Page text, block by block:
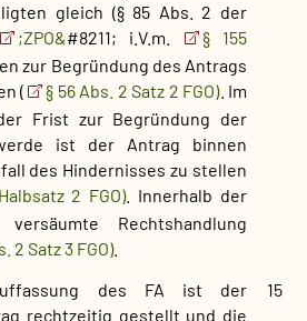
gleich (§ 85 Abs. 2 der
;ZPO&#8211; i.V.m.
§ 155
zur Begründung des Antrags
(
§ 56 Abs. 2 Satz 2 FGO). Im
Frist zur Begründung der
ist der Antrag binnen
des Hindernisses zu stellen
2 FGO). Innerhalb der
Rechtshandlung
2 Satz 3 FGO).
15
des FA ist der
rechtzeitig gestellt und die